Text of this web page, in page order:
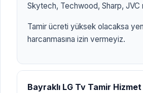
Skytech, Techwood, Sharp, JVC
Tamir ücreti yüksek olacaksa
harcanmasına izin vermeyiz.
Bayraklı LG Tv Tamir